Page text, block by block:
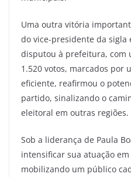
Uma outra vitória
do vice-presidente da sigla
disputou à prefeitura, com
1.520 votos, marcados por
eficiente, reafirmou o
partido, sinalizando o
eleitoral em outras regiões.
Sob a liderança de Paula
intensificar sua atuação
mobilizando um público